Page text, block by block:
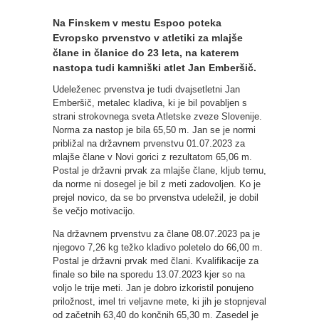
Na Finskem v mestu Espoo poteka
Evropsko prvenstvo v atletiki za mlajše
člane in članice do 23 leta, na katerem
nastopa tudi kamniški atlet Jan Emberšič.
Udeleženec prvenstva je tudi dvajsetletni Jan
Emberšič, metalec kladiva, ki je bil povabljen s
strani strokovnega sveta Atletske zveze Slovenije.
Norma za nastop je bila 65,50 m. Jan se je normi
približal na državnem prvenstvu 01.07.2023 za
mlajše člane v Novi gorici z rezultatom 65,06 m.
Postal je državni prvak za mlajše člane, kljub temu,
da norme ni dosegel je bil z meti zadovoljen. Ko je
prejel novico, da se bo prvenstva udeležil, je dobil
še večjo motivacijo.
Na državnem prvenstvu za člane 08.07.2023 pa je
njegovo 7,26 kg težko kladivo poletelo do 66,00 m.
Postal je državni prvak med člani. Kvalifikacije za
finale so bile na sporedu 13.07.2023 kjer so na
voljo le trije meti. Jan je dobro izkoristil ponujeno
priložnost, imel tri veljavne mete, ki jih je stopnjeval
od začetnih 63,40 do končnih 65,30 m. Zasedel je